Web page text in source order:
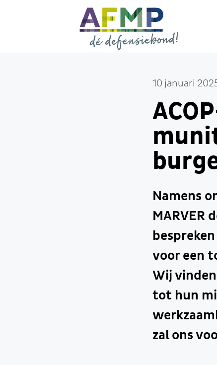
10 januari
Namens
MARVER
voor een
Wij
tot hun
zal ons